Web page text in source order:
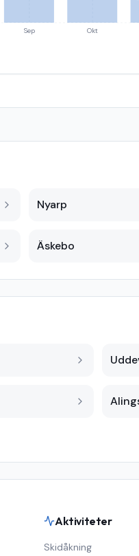
Sep Okt
Nyarp
Äskebo
Aktiviteter
Skidåkning